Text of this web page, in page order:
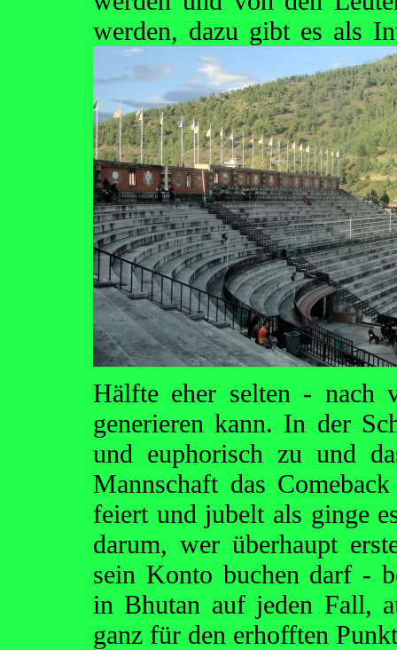
werden, dazu gibt es als
Hälfte eher selten - nach
generieren kann. In der
und euphorisch zu und
Mannschaft das
feiert und jubelt als ginge
darum, wer überhaupt
sein Konto buchen darf -
in Bhutan auf jeden Fall,
ganz für den erhofften